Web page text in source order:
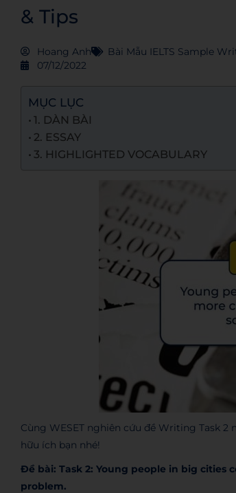
& Tips
Hoang Anh Bài Mẫu IELTS Sample
07/12/2022
MỤC LỤC
1. DÀN BÀI
2. ESSAY
3. HIGHLIGHTED VOCABULARY
Cùng WESET nghiên cứu đề Writing Task
hữu ích bạn nhé!
Đề bài: Task 2: Young people in big cities
problem.